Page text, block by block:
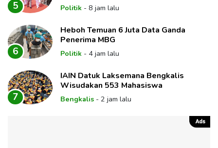
5 Politik - 8 jam lalu
6
Heboh Temuan 6 Juta Data Ganda
Penerima MBG
Politik - 4 jam lalu
7
IAIN Datuk Laksemana Bengkalis
Wisudakan 553 Mahasiswa
Bengkalis - 2 jam lalu